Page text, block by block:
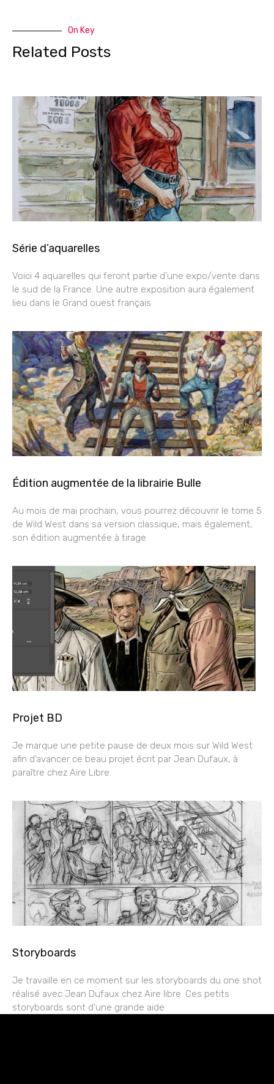
On Key
Related Posts
Série d’aquarelles
Voici 4 aquarelles qui feront partie d’une expo/vente dans
le sud de la France. Une autre exposition aura également
lieu dans le Grand ouest français
Édition augmentée de la librairie Bulle
Au mois de mai prochain, vous pourrez découvrir le tome 5
de Wild West dans sa version classique, mais également,
son édition augmentée à tirage
Projet BD
Je marque une petite pause de deux mois sur Wild West
afin d’avancer ce beau projet écrit par Jean Dufaux, à
paraître chez Aire Libre.
Storyboards
Je travaille en ce moment sur les storyboards du one shot
réalisé avec Jean Dufaux chez Aire libre. Ces petits
storyboards sont d’une grande aide